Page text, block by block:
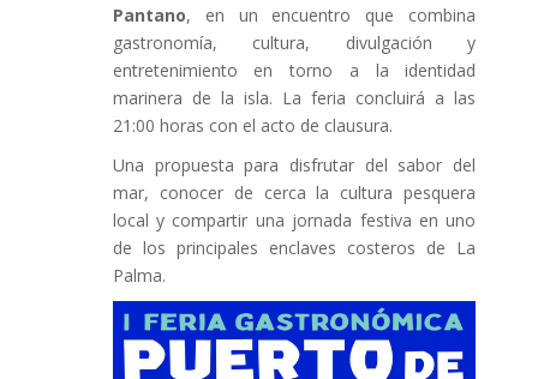
Pantano, en un encuentro que combina
gastronomía, cultura, divulgación y
entretenimiento en torno a la identidad
marinera de la isla. La feria concluirá a las
21:00 horas con el acto de clausura.
Una propuesta para disfrutar del sabor del
mar, conocer de cerca la cultura pesquera
local y compartir una jornada festiva en uno
de los principales enclaves costeros de La
Palma.